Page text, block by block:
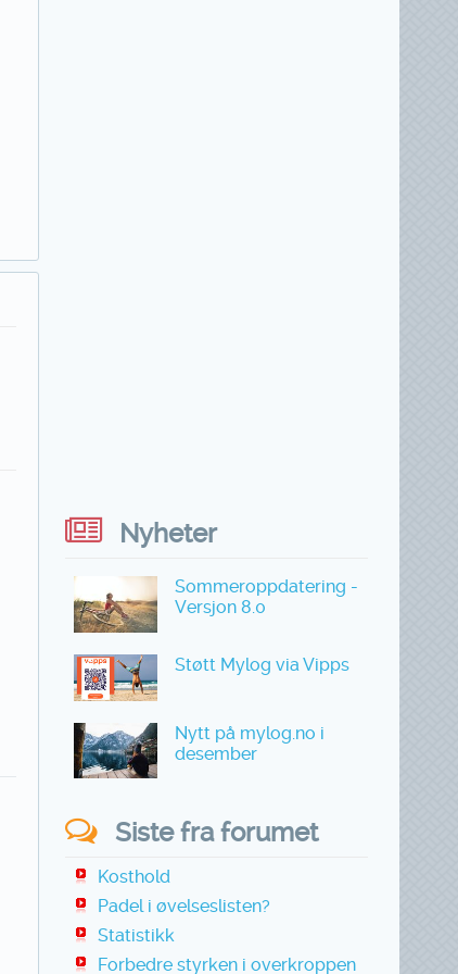
Nyheter
Sommeroppdatering -
Versjon 8.0
Støtt Mylog via Vipps
Nytt på mylog.no i
desember
Siste fra forumet
Kosthold
Padel i øvelseslisten?
Statistikk
Forbedre styrken i overkroppen